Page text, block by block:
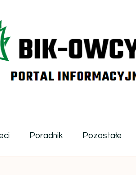
Poradnik Pozostałe